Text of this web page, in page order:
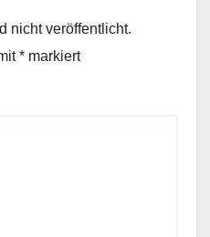
nicht veröffentlicht.
* markiert